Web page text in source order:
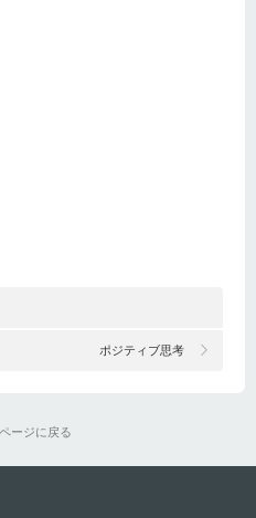
ポジティブ思考
ージに戻る